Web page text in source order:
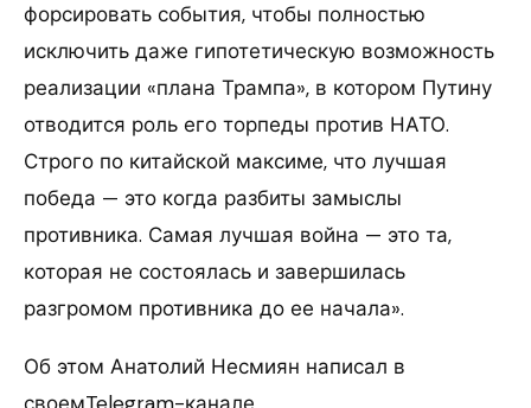
форсировать события, чтобы полностью
исключить даже гипотетическую возможность
реализации «плана Трампа», в котором Путину
отводится роль его торпеды против НАТО.
Строго по китайской максиме, что лучшая
победа — это когда разбиты замыслы
противника. Самая лучшая война — это та,
которая не состоялась и завершилась
разгромом противника до ее начала».
Об этом Анатолий Несмиян написал в